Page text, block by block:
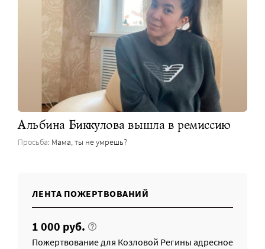
Альбина Биккулова вышла в ремиссию
Просьба: Мама, ты не умрешь?
ЛЕНТА ПОЖЕРТВОВАНИЙ
1 000 руб.
Пожертвование для Козловой Регины адресное